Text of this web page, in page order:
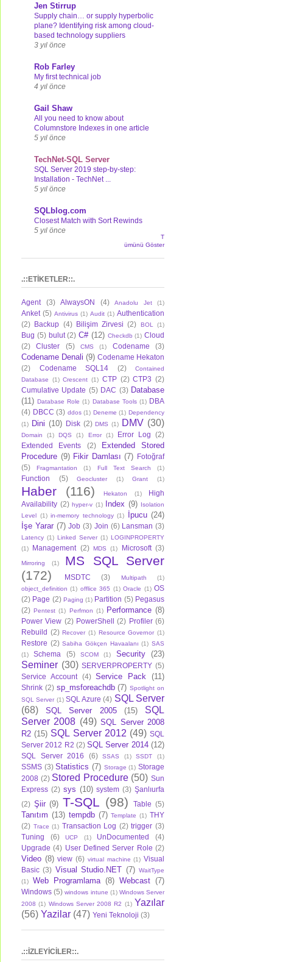
Jen Stirrup
Supply chain… or supply hyperbolic
plane? Identifying risk among cloud-
based technology suppliers
3 yıl önce
Rob Farley
My first technical job
4 yıl önce
Gail Shaw
All you need to know about
Columnstore Indexes in one article
5 yıl önce
TechNet-SQL Server
SQL Server 2019 step-by-step:
Installation - TechNet ...
5 yıl önce
SQLblog.com
Closest Match with Sort Rewinds
5 yıl önce
T
ümünü Göster
.::ETİKETLER::.
Agent (3) AlwaysON (4) Anadolu Jet (1)
Anket (5) Antivirus (1) Audit (1) Authentication
(2)
Backup (4) Bilişim Zirvesi (2) BOL (1)
Bug (5) bulut (2) C# (12) Checkdb (1) Cloud
(2)
Cluster (5) CMS (1) Codename (3)
Codename Denali (9) Codename Hekaton
(2)
Codename SQL14 (2)
Contained
Database
(1) Crescent (1) CTP (2) CTP3 (2)
Cumulative Update (5) DAC (3) Database
(11) Database Role (1) Database Tools (1) DBA
(4) DBCC (3) ddos (1) Deneme (1) Dependency
(1)
Dini (10) Disk (2) DMS (1) DMV (30)
Domain (1) DQS (1) Error (1) Error Log
(2)
Extended Events
(2)
Extended Stored
Procedure (9) Fikir Damlası (7)
Fotoğraf
(5)
Fragmantation (1) Full Text Search (1)
Function (5) Geocluster (1) Grant (1)
Haber (116) Hekaton (1)
High
Availability (2) hyper-v (1) Index (9)
Isolation
Level
(1) in-memory technology (1) İpucu (24)
İşe Yarar (7) Job (3) Join (6) Lansman (3)
Latency (1) Linked Server (1) LOGINPROPERTY
(1)
Management (2) MDS (1) Microsoft (3)
Mirroring (1)
MS SQL Server
(172)
MSDTC (3) Multipath
(1)
object_definition (1) offlice 365 (1) Oracle (1) OS
(2) Page (2) Paging (1) Partition (5) Pegasus
(2) Pentest (1) Perfmon (1) Performance (8)
Power View (2) PowerShell (2) Profiler (6)
Rebuild (2) Recover (1) Resource Governor (1)
Restore (2) Sabiha Gökçen Havaalanı (1) SAS
(1)
Schema (5) SCOM (1) Security (23)
Seminer (30) SERVERPROPERTY (5)
Service Account
(4) Service Pack (11)
Shrink (2) sp_msforeachdb (7) Spotlight on
SQL Server (1) SQL Azure (4) SQL Server
(68)
SQL Server 2005 (15)
SQL
Server 2008 (49) SQL Server 2008
R2 (15) SQL Server 2012 (49) SQL
Server 2012 R2 (2) SQL Server 2014 (12)
SQL Server 2016 (6) SSAS (1) SSDT (1)
SSMS (3) Statistics (7) Storage (1) Storage
2008 (2) Stored Procedure (50) Sun
Express (2) sys (10) system (3) Şanlıurfa
(2) Şiir (9) T-SQL (98) Table (5)
Tanıtım (13) tempdb (7) Template (1) THY
(2) Trace (1) Transaction Log (2) trigger (3)
Tuning
(6) UCP (1) UnDocumented
(4)
Upgrade (4) User Defined Server Role (2)
Video (8) view (6) virtual machine (1) Visual
Basic (3) Visual Studio.NET (7) WaitType
(1)
Web Programlama (8) Webcast (7)
Windows (5) windows intune (1) Windows Server
2008 (1) Windows Server 2008 R2 (1) Yazılar
(56) Yazilar (47) Yeni Teknoloji (3)
.::İZLEYİCİLER::.